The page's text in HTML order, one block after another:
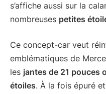
s’affiche aussi sur la
nombreuses petites
Ce concept-car veut
emblématiques de
les jantes de 21 pouces
étoiles. À la fois épuré